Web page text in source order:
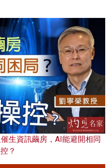
生資訊繭房，AI能避開相同
？